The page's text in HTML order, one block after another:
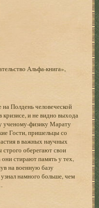
Альфа-книга»,
Полдень человеческой
кризисе, и не видно выхода
ученому-физику Марату
Гости, пришельцы со
в важных научных
оберегают свои
стирают память у тех,
на военную базу
намного больше, чем